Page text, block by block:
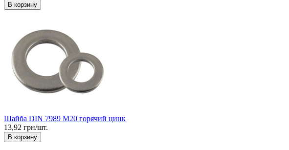
В корзину
Шайба DIN 7989 М20 горячий цинк
13,92 грн/шт.
В корзину